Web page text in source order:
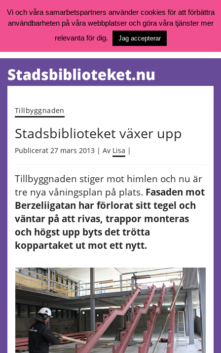
Vill du söka böcker, logga in på ditt bibliotekskonto eller nå övriga
goteborg.se/bibliotek
Öppettider, katalog och kontakt
Tjänster
Tillbyggnaden
Stadsbiblioteket växer upp
Publicerat 27 mars 2013 | Av Lisa |
Tillbyggnaden stiger mot himlen och nu är
tre nya våningsplan på plats. Fasaden mot
Berzeliigatan har förlorat sitt tegel och
väntar på att rivas, trappor monteras
och högst upp byts det trötta
koppartaket ut mot ett nytt.
Vi och våra samarbetspartners använder cookies för att förbättra
användbarheten på våra webbplatser och göra våra tjänster mer
relevanta för dig.
Jag accepterar